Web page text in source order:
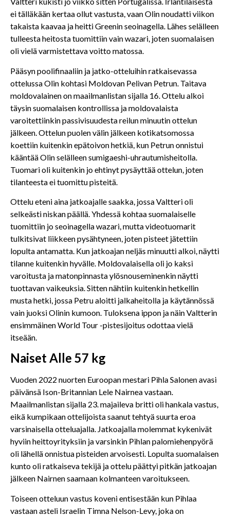
ei tälläkään kertaa ollut vastusta, vaan Olin noudatti viikon
takaista kaavaa ja heitti Greenin seoinagella. Lähes selälleen
tulleesta heitosta tuomittiin vain wazari, joten suomalaisen
oli vielä varmistettava voitto matossa.
Pääsyn poolifinaaliin ja jatko-otteluihin ratkaisevassa
ottelussa Olin kohtasi Moldovan Pelivan Petrun. Taitava
moldovalainen on maailmanlistan sijalla 16. Ottelu alkoi
täysin suomalaisen kontrollissa ja moldovalaista
varoitettiinkin passivisuudesta reilun minuutin ottelun
jälkeen. Ottelun puolen välin jälkeen kotikatsomossa
koettiin kuitenkin epätoivon hetkiä, kun Petrun onnistui
kääntää Olin selälleen sumigaeshi-uhrautumisheitolla.
Tuomari oli kuitenkin jo ehtinyt pysäyttää ottelun, joten
tilanteesta ei tuomittu pisteitä.
Ottelu eteni aina jatkoajalle saakka, jossa Valtteri oli
selkeästi niskan päällä. Yhdessä kohtaa suomalaiselle
tuomittiin jo seoinagella wazari, mutta videotuomarit
tulkitsivat liikkeen pysähtyneen, joten pisteet jätettiin
lopulta antamatta. Kun jatkoajan neljäs minuutti alkoi, näytti
tilanne kuitenkin hyvälle. Moldovalaisella oli jo kaksi
varoitusta ja matonpinnasta ylösnouseminenkin näytti
tuottavan vaikeuksia. Sitten nähtiin kuitenkin hetkellin
musta hetki, jossa Petru aloitti jalkaheitolla ja käytännössä
vain juoksi Olinin kumoon. Tuloksena ippon ja näin Valtterin
ensimmäinen World Tour -pistesijoitus odottaa vielä
itseään.
Naiset Alle 57 kg
Vuoden 2022 nuorten Euroopan mestari Pihla Salonen avasi
päivänsä Ison-Britannian Lele Nairnea vastaan.
Maailmanlistan sijalla 23. majaileva britti oli hankala vastus,
eikä kumpikaan ottelijoista saanut tehtyä suurta eroa
varsinaisella otteluajalla. Jatkoajalla molemmat kykenivät
hyviin heittoyrityksiin ja varsinkin Pihlan palomiehenpyörä
oli lähellä onnistua pisteiden arvoisesti. Lopulta suomalaisen
kunto oli ratkaiseva tekijä ja ottelu päättyi pitkän jatkoajan
jälkeen Nairnen saamaan kolmanteen varoitukseen.
Toiseen otteluun vastus koveni entisestään kun Pihlaa
vastaan asteli Israelin Timna Nelson-Levy, joka on